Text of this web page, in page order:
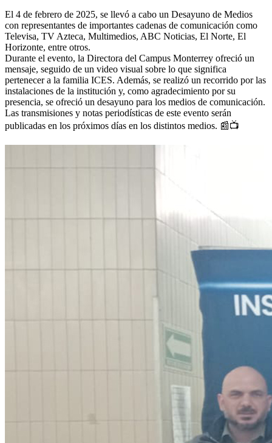
El 4 de febrero de 2025, se llevó a cabo un Desayuno de Medios
con representantes de importantes cadenas de comunicación como
Televisa, TV Azteca, Multimedios, ABC Noticias, El Norte, El
Horizonte, entre otros.
Durante el evento, la Directora del Campus Monterrey ofreció un
mensaje, seguido de un video visual sobre lo que significa
pertenecer a la familia ICES. Además, se realizó un recorrido por las
instalaciones de la institución y, como agradecimiento por su
presencia, se ofreció un desayuno para los medios de comunicación.
Las transmisiones y notas periodísticas de este evento serán
publicadas en los próximos días en los distintos medios. 📰📺